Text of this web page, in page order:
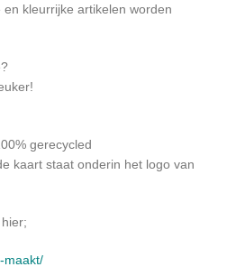
en kleurrijke artikelen worden
gerecycled
kaart staat onderin het logo van
maakt/